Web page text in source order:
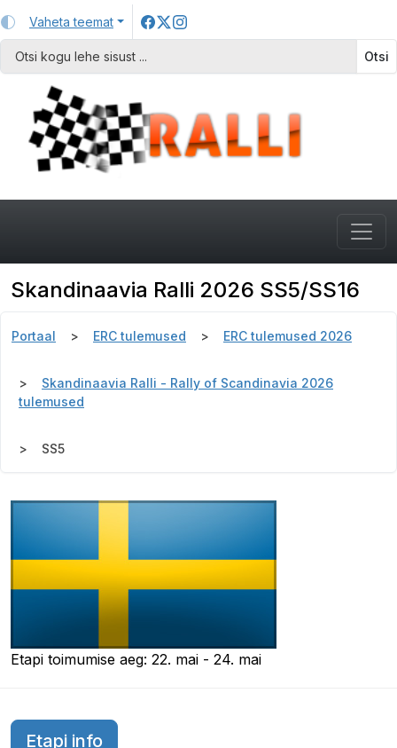
Vaheta teemat
Otsi
Skandinaavia Ralli 2026 SS5/SS16
Portaal ERC tulemused ERC tulemused 2026
Skandinaavia Ralli - Rally of Scandinavia 2026
tulemused
SS5
Etapi toimumise aeg: 22. mai - 24. mai
Etapi info